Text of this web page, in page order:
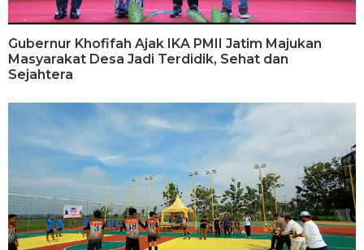
Gubernur Khofifah Ajak IKA PMII Jatim Majukan
Masyarakat Desa Jadi Terdidik, Sehat dan
Sejahtera